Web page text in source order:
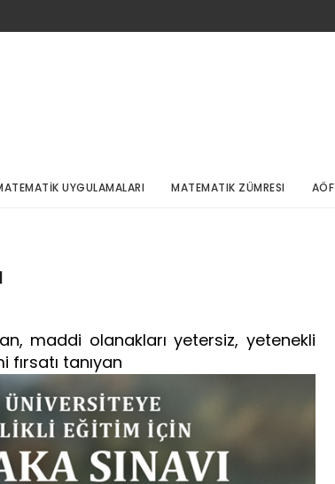
UYGULAMALARI MATEMATIK ZÜMRESI AÖF
maddi olanakları yetersiz, yetenekli
tanıyan